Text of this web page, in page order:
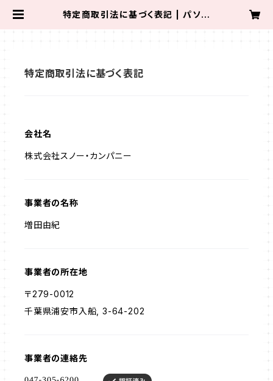
特定商取引法に基づく表記 | パソコ
特定商取引法に基づく表記
会社名
株式会社スノー・カンパニー
事業者の名称
増田由紀
事業者の所在地
〒279-0012
千葉県浦安市入船, 3-64-202
事業者の連絡先